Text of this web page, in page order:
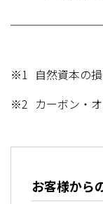
※1 自然資本の
※2 カーボン・
お客様から